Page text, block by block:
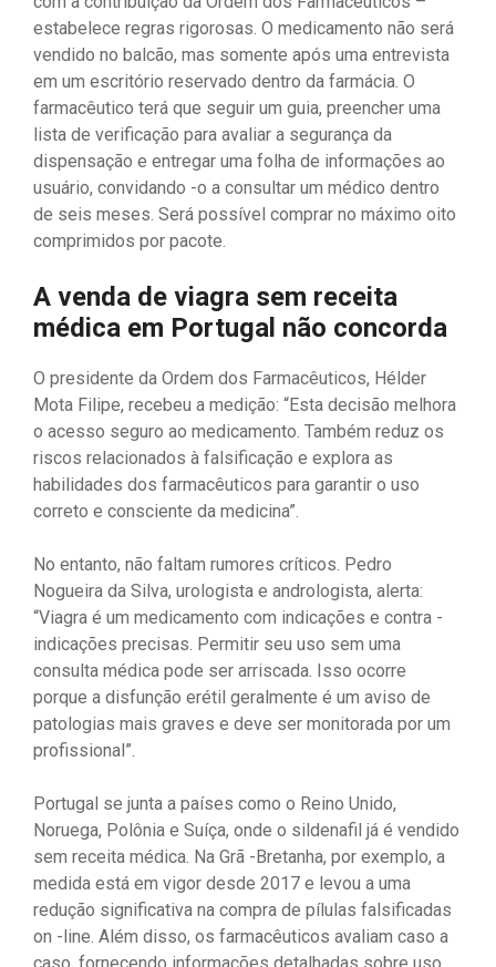
estabelece regras rigorosas. O medicamento não será
vendido no balcão, mas somente após uma entrevista
em um escritório reservado dentro da farmácia. O
farmacêutico terá que seguir um guia, preencher uma
lista de verificação para avaliar a segurança da
dispensação e entregar uma folha de informações ao
usuário, convidando -o a consultar um médico dentro
de seis meses. Será possível comprar no máximo oito
comprimidos por pacote.
A venda de viagra sem receita
médica em Portugal não concorda
O presidente da Ordem dos Farmacêuticos, Hélder
Mota Filipe, recebeu a medição: “Esta decisão melhora
o acesso seguro ao medicamento. Também reduz os
riscos relacionados à falsificação e explora as
habilidades dos farmacêuticos para garantir o uso
correto e consciente da medicina”.
No entanto, não faltam rumores críticos. Pedro
Nogueira da Silva, urologista e andrologista, alerta:
“Viagra é um medicamento com indicações e contra -
indicações precisas. Permitir seu uso sem uma
consulta médica pode ser arriscada. Isso ocorre
porque a disfunção erétil geralmente é um aviso de
patologias mais graves e deve ser monitorada por um
profissional”.
Portugal se junta a países como o Reino Unido,
Noruega, Polônia e Suíça, onde o sildenafil já é vendido
sem receita médica. Na Grã -Bretanha, por exemplo, a
medida está em vigor desde 2017 e levou a uma
redução significativa na compra de pílulas falsificadas
on -line. Além disso, os farmacêuticos avaliam caso a